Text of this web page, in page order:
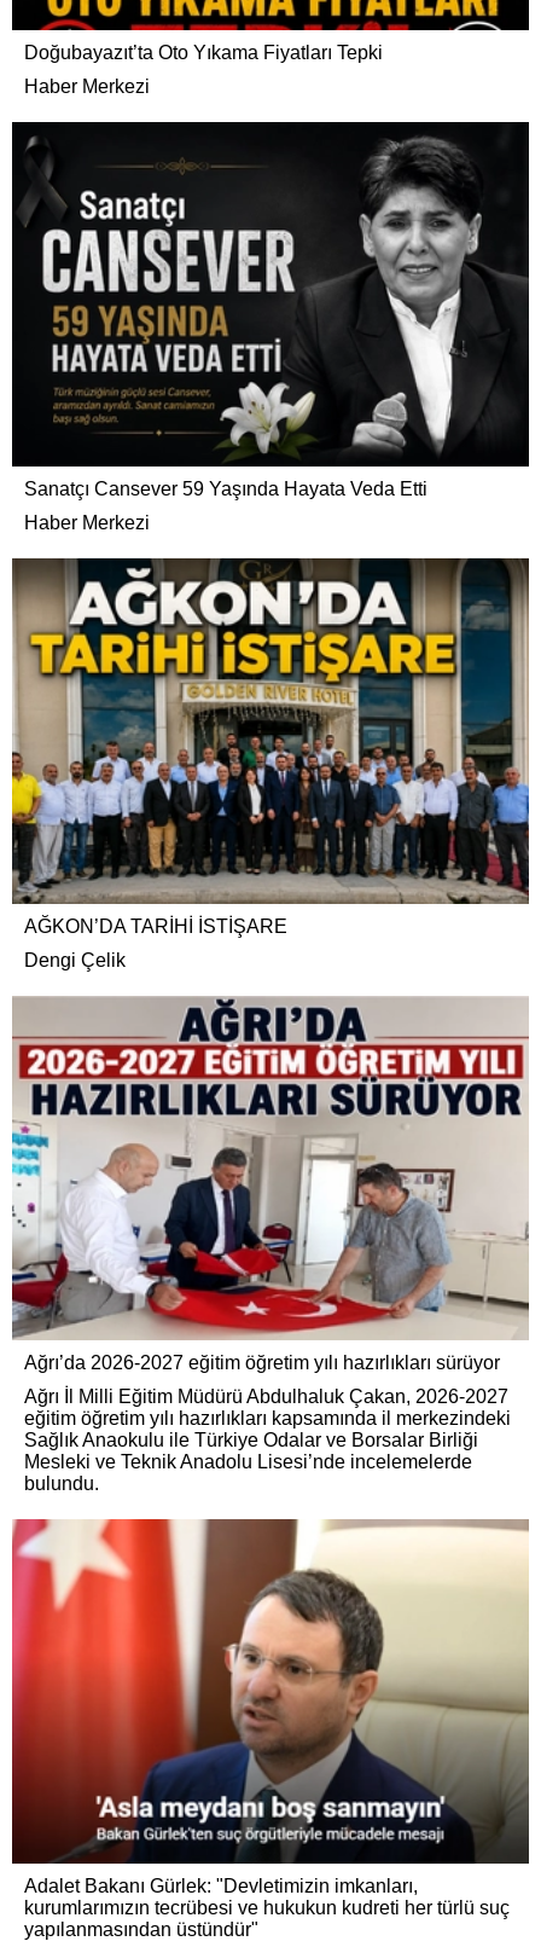
Doğubayazıt’ta Oto Yıkama Fiyatları Tepki
Haber Merkezi
Sanatçı Cansever 59 Yaşında Hayata Veda Etti
Haber Merkezi
AĞKON’DA TARİHİ İSTİŞARE
Dengi Çelik
Ağrı’da 2026-2027 eğitim öğretim yılı hazırlıkları sürüyor
Ağrı İl Milli Eğitim Müdürü Abdulhaluk Çakan, 2026-2027
eğitim öğretim yılı hazırlıkları kapsamında il merkezindeki
Sağlık Anaokulu ile Türkiye Odalar ve Borsalar Birliği
Mesleki ve Teknik Anadolu Lisesi’nde incelemelerde
bulundu.
Adalet Bakanı Gürlek: "Devletimizin imkanları,
kurumlarımızın tecrübesi ve hukukun kudreti her türlü suç
yapılanmasından üstündür"